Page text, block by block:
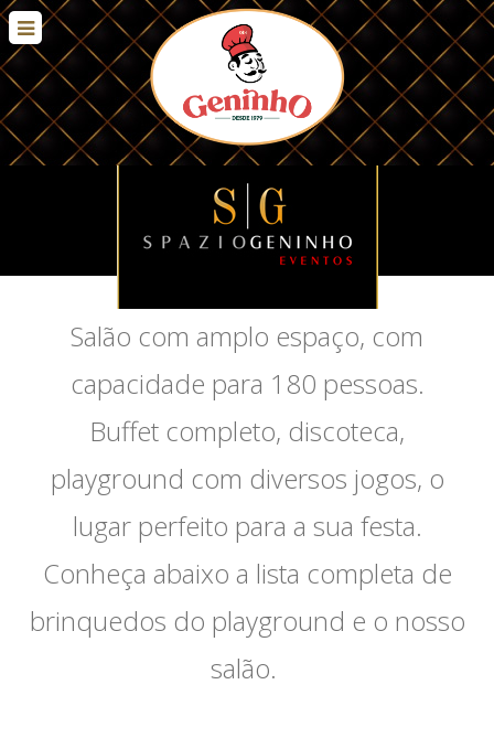
Salão com amplo espaço, com
capacidade para 180 pessoas.
Buffet completo, discoteca,
playground com diversos jogos, o
lugar perfeito para a sua festa.
Conheça abaixo a lista completa de
brinquedos do playground e o nosso
salão.